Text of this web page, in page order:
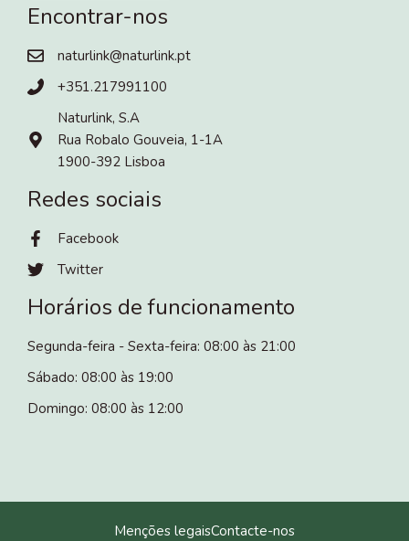
Encontrar-nos
naturlink@naturlink.pt
+351.217991100
Naturlink, S.A
Rua Robalo Gouveia, 1-1A
1900-392 Lisboa
Redes sociais
Facebook
Twitter
Horários de funcionamento
Segunda-feira - Sexta-feira: 08:00 às 21:00
Sábado: 08:00 às 19:00
Domingo: 08:00 às 12:00
Menções legaisContacte-nos